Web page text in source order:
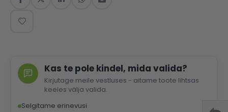
Kas te pole kindel, mida valida?
Kirjutage meile vestluses - aitame toote lihtsas
keeles välja valida.
Selgitame erinevusi